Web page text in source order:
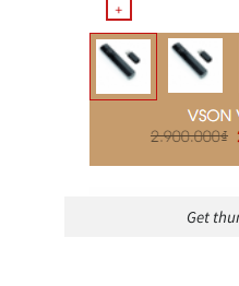
Get